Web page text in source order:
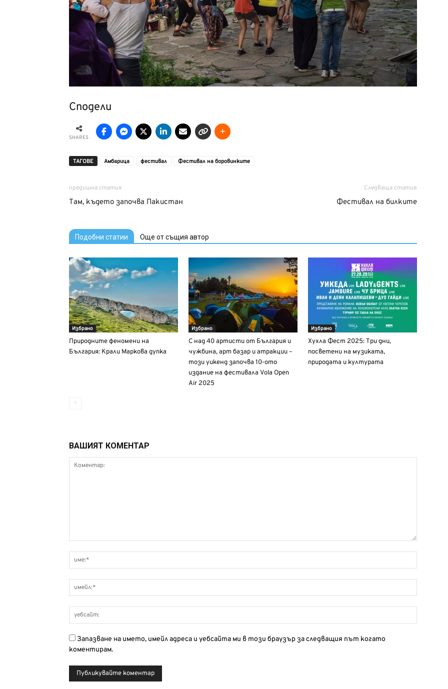
Сподели
SHARES
ТАГОВЕ Амбарица фестивал Фестивал на боровинките
предишна статия
Там, където започва Пакистан
Следваща статия
Фестивал на билките
Подобни статии Още от същия автор
Избрано
Природните феномени на
България: Крали Маркова дупка
Избрано
С над 40 артисти от България и
чужбина, арт базар и атракции –
този уикенд започва 10-ото
издание на фестивала Vola Open
Air 2025
Избрано
Хухла Фест 2025: Три дни,
посветени на музиката,
природата и културата
ВАШИЯТ КОМЕНТАР
Запазване на името, имейл адреса и уебсайта ми в този браузър за следващия път когато
коментирам.